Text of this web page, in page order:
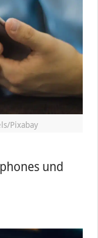
Pixabay
und